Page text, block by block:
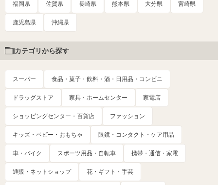
福岡県 佐賀県 長崎県 熊本県 大分県 宮崎県
鹿児島県 沖縄県
カテゴリから探す
スーパー 食品・菓子・飲料・酒・日用品・コンビニ
ドラッグストア 家具・ホームセンター 家電店
ショッピングセンター・百貨店 ファッション
キッズ・ベビー・おもちゃ 眼鏡・コンタクト・ケア用品
車・バイク スポーツ用品・自転車 携帯・通信・家電
通販・ネットショップ 花・ギフト・手芸